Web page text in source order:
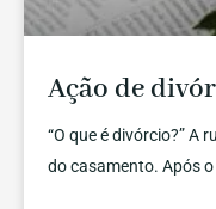
Ação de
“O que é divórcio?” A
do casamento. Após o